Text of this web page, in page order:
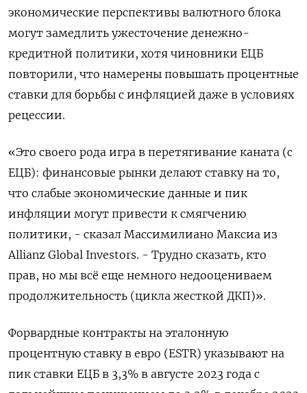
экономические перспективы валютного блока
могут замедлить ужесточение денежно-
кредитной политики, хотя чиновники ЕЦБ
повторили, что намерены повышать процентные
ставки для борьбы с инфляцией даже в условиях
рецессии.
«Это своего рода игра в перетягивание каната (с
ЕЦБ): финансовые рынки делают ставку на то,
что слабые экономические данные и пик
инфляции могут привести к смягчению
политики, - сказал Массимилиано Максиа из
Allianz Global Investors. - Трудно сказать, кто
прав, но мы всё еще немного недооцениваем
продолжительность (цикла жесткой ДКП)».
Форвардные контракты на эталонную
процентную ставку в евро (ESTR) указывают на
пик ставки ЕЦБ в 3,3% в августе 2023 года с